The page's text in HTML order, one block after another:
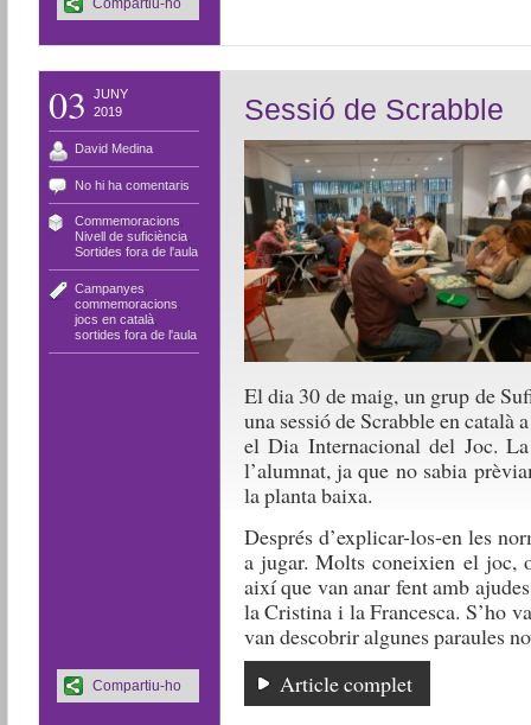
03
JUNY
2019
David Medina
No hi ha comentaris
Commemoracions
Nivell de suficiència,
Sortides fora de l'aula
Campanyes
commemoracions
jocs en català,
sortides fora de l'aula
Sessió de Scrabble
El dia 30 de maig, un grup de
una sessió de Scrabble en català a
el Dia Internacional del Joc.
l’alumnat, ja que no sabia
la planta baixa.
Després d’explicar-los-en les
a jugar. Molts coneixien el joc,
així que van anar fent amb
la Cristina i la Francesca. S’ho
van descobrir algunes paraules
Article complet
Compartiu-ho